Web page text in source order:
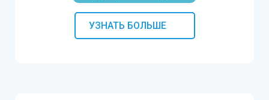
УЗНАТЬ БОЛЬШЕ